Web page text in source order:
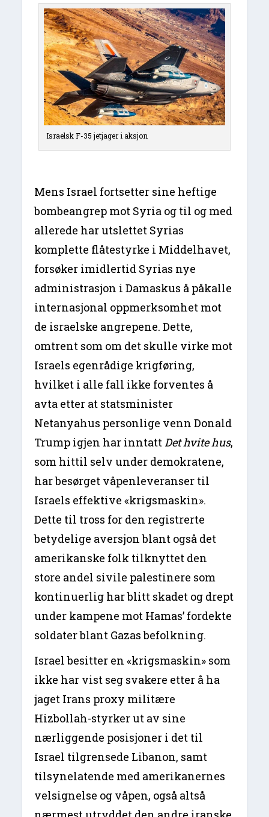
Israelsk F-35 jetjager i aksjon
Mens Israel fortsetter sine heftige
bombeangrep mot Syria og til og med
allerede har utslettet Syrias
komplette flåtestyrke i Middelhavet,
forsøker imidlertid Syrias nye
administrasjon i Damaskus å påkalle
internasjonal oppmerksomhet mot
de israelske angrepene. Dette,
omtrent som om det skulle virke mot
Israels egenrådige krigføring,
hvilket i alle fall ikke forventes å
avta etter at statsminister
Netanyahus personlige venn Donald
Trump igjen har inntattDet hvite hus,
som hittil selv under demokratene,
har besørget våpenleveranser til
Israels effektive «krigsmaskin».
Dette til tross for den registrerte
betydelige aversjon blant også det
amerikanske folk tilknyttet den
store andel sivile palestinere som
kontinuerlig har blitt skadet og drept
under kampene mot Hamas’ fordekte
soldater blant Gazas befolkning.
Israel besitter en «krigsmaskin» som
ikke har vist seg svakere etter å ha
jaget Irans proxy militære
Hizbollah-styrker ut av sine
nærliggende posisjoner i det til
Israel tilgrensede Libanon, samt
tilsynelatende med amerikanernes
velsignelse og våpen, også altså